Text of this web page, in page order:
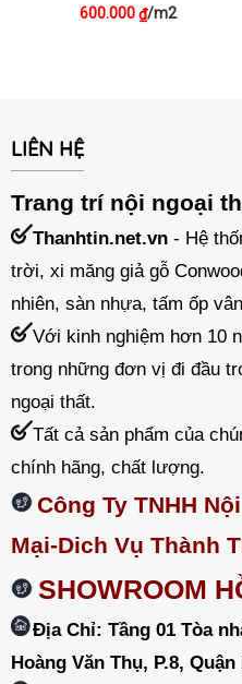
600.000₫/m2
LIÊN HỆ
Trang trí nội ngoại
Thanhtin.net.vn - Hệ
trời, xi măng giả gỗ
nhiên, sàn nhựa, tấm ốp
Với kinh nghiệm hơn 10
trong những đơn vị đi đầu
ngoại thất.
Tất cả sản phẩm của
chính hãng, chất lượng.
Công Ty TNHH
Mại-Dich Vụ Thành
SHOWROOM
Địa Chỉ: Tầng 01 Tòa
Hoàng Văn Thụ, P.8,